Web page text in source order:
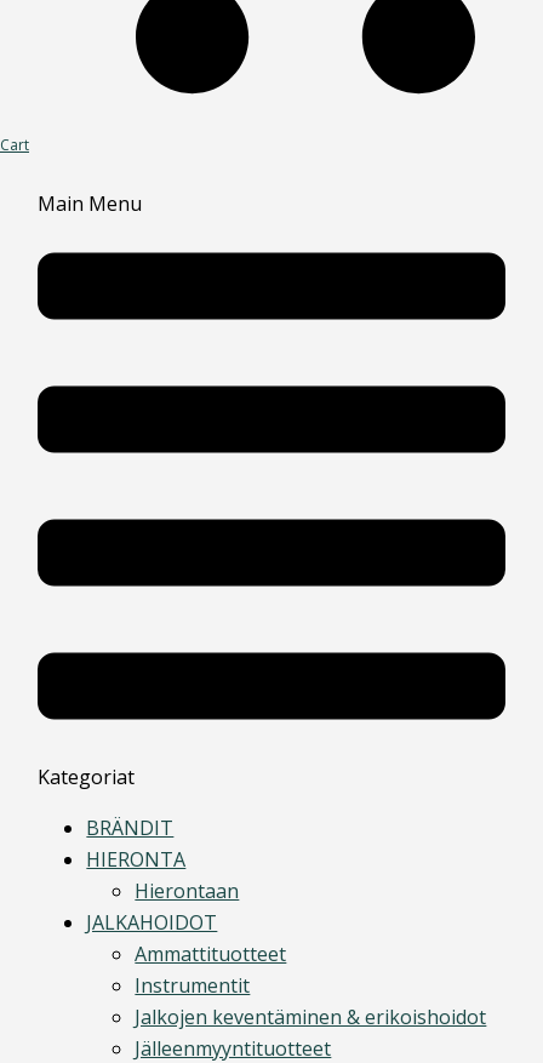
Cart
Main Menu
Kategoriat
BRÄNDIT
HIERONTA
Hierontaan
JALKAHOIDOT
Ammattituotteet
Instrumentit
Jalkojen keventäminen & erikoishoidot
Jälleenmyyntituotteet